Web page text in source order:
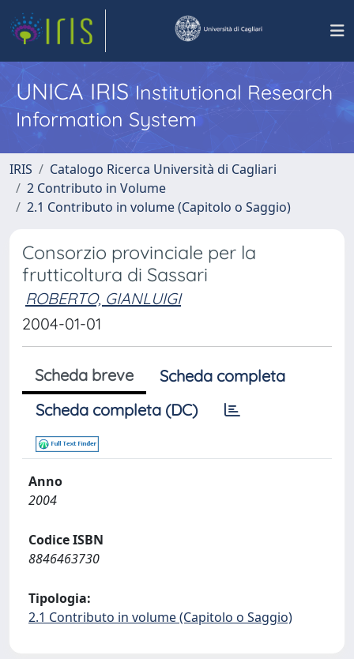
UNICA IRISInstitutional Research
Information System
IRIS
Catalogo Ricerca Università di Cagliari
2 Contributo in Volume
2.1 Contributo in volume (Capitolo o Saggio)
Consorzio provinciale per la
frutticoltura di Sassari
ROBERTO, GIANLUIGI
2004-01-01
Scheda breve
Scheda completa
Scheda completa (DC)
Anno
2004
Codice ISBN
8846463730
Tipologia:
2.1 Contributo in volume (Capitolo o Saggio)